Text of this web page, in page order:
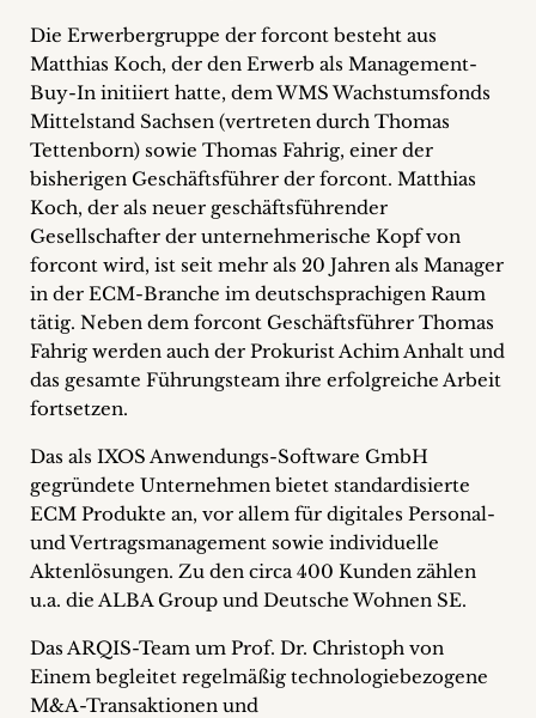
+
Team
Philosophie
Presseanfragen
Kontakt
Die Erwerbergruppe der forcont besteht aus
Matthias Koch, der den Erwerb als Management-
Buy-In initiiert hatte, dem WMS Wachstumsfonds
Mittelstand Sachsen (vertreten durch Thomas
Tettenborn) sowie Thomas Fahrig, einer der
bisherigen Geschäftsführer der forcont. Matthias
Koch, der als neuer geschäftsführender
Gesellschafter der unternehmerische Kopf von
forcont wird, ist seit mehr als 20 Jahren als Manager
in der ECM-Branche im deutschsprachigen Raum
tätig. Neben dem forcont Geschäftsführer Thomas
Fahrig werden auch der Prokurist Achim Anhalt und
das gesamte Führungsteam ihre erfolgreiche Arbeit
fortsetzen.
Das als IXOS Anwendungs-Software GmbH
gegründete Unternehmen bietet standardisierte
ECM Produkte an, vor allem für digitales Personal-
und Vertragsmanagement sowie individuelle
Aktenlösungen. Zu den circa 400 Kunden zählen
u.a. die ALBA Group und Deutsche Wohnen SE.
Das ARQIS-Team um Prof. Dr. Christoph von
Einem begleitet regelmäßig technologiebezogene
M&A-Transaktionen und